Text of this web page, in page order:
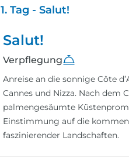
1. Tag - Salut!
Salut!
Verpflegung
Anreise an die sonnige Côte
Cannes und Nizza. Nach
palmengesäumte
Einstimmung auf die
faszinierender Landschaften.